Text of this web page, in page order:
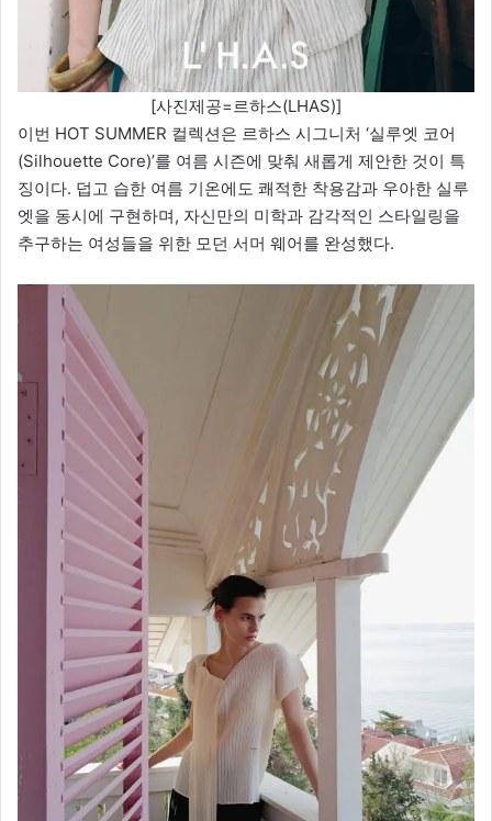
[사진제공=르하스(LHAS)]
이번 HOT SUMMER 컬렉션은 르하스 시그니처 ‘실루엣 코어
(Silhouette Core)’를 여름 시즌에 맞춰 새롭게 제안한 것이 특
징이다. 덥고 습한 여름 기온에도 쾌적한 착용감과 우아한 실루
엣을 동시에 구현하며, 자신만의 미학과 감각적인 스타일링을
추구하는 여성들을 위한 모던 서머 웨어를 완성했다.